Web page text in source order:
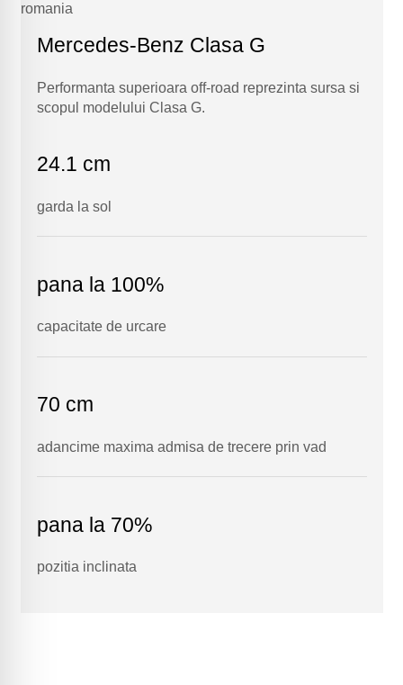
Mercedes-Benz Clasa G
Performanta superioara off-road reprezinta sursa si
scopul modelului Clasa G.
24.1 cm
garda la sol
pana la 100%
capacitate de urcare
70 cm
adancime maxima admisa de trecere prin vad
pana la 70%
pozitia inclinata